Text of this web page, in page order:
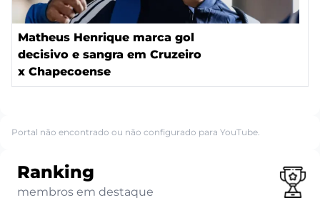
Matheus Henrique marca gol
decisivo e sangra em Cruzeiro
x Chapecoense
Portal não encontrado ou não configurado para YouTube.
Ranking
membros em destaque